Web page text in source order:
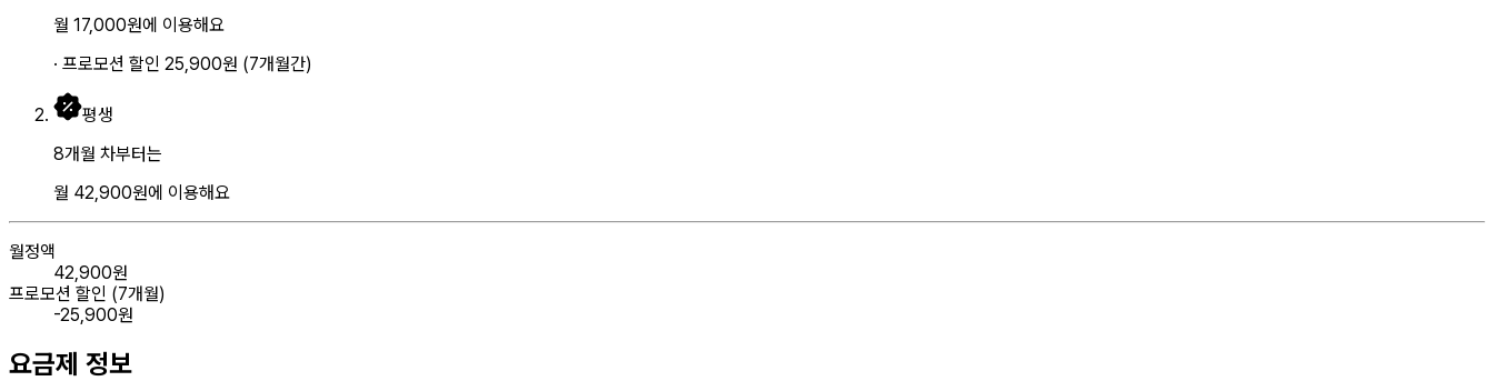
월 17,000원에 이용해요
· 프로모션 할인 25,900원 (7개월간)
평생
8개월 차부터는
월 42,900원에 이용해요
월정액
42,900원
프로모션 할인 (7개월)
-25,900원
요금제 정보